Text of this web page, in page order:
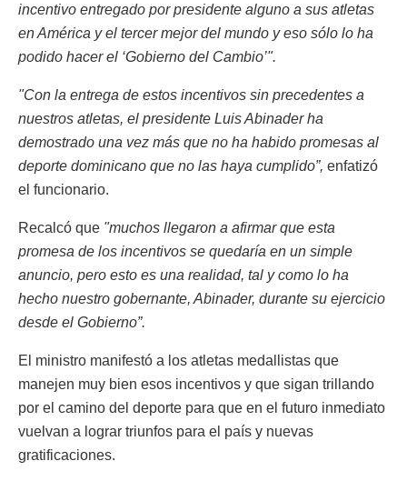
incentivo entregado por presidente alguno a sus atletas
en América y el tercer mejor del mundo y eso sólo lo ha
podido hacer el ‘Gobierno del Cambio’".
"Con la entrega de estos incentivos sin precedentes a
nuestros atletas, el presidente Luis Abinader ha
demostrado una vez más que no ha habido promesas al
deporte dominicano que no las haya cumplido”, enfatizó
el funcionario.
Recalcó que "muchos llegaron a afirmar que esta
promesa de los incentivos se quedaría en un simple
anuncio, pero esto es una realidad, tal y como lo ha
hecho nuestro gobernante, Abinader, durante su ejercicio
desde el Gobierno”.
El ministro manifestó a los atletas medallistas que
manejen muy bien esos incentivos y que sigan trillando
por el camino del deporte para que en el futuro inmediato
vuelvan a lograr triunfos para el país y nuevas
gratificaciones.